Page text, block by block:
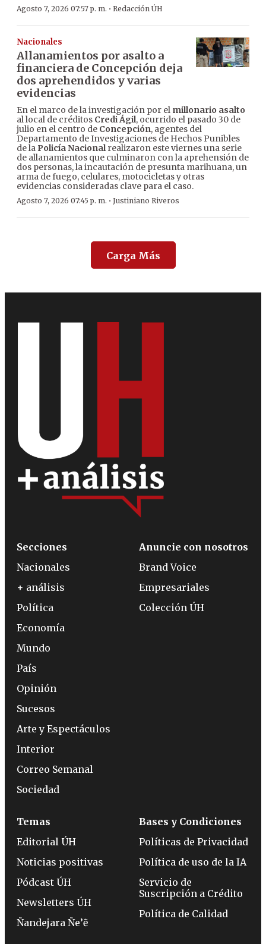
Agosto 7, 2026 07:57 p. m. · Redacción ÚH
Nacionales
Allanamientos por asalto a
financiera de Concepción deja
dos aprehendidos y varias
evidencias
En el marco de la investigación por el millonario asalto
al local de créditos Credi Ágil, ocurrido el pasado 30 de
julio en el centro de Concepción, agentes del
Departamento de Investigaciones de Hechos Punibles
de la Policía Nacionalrealizaron este viernes una serie
de allanamientos que culminaron con la aprehensión de
dos personas, la incautación de presunta marihuana, un
arma de fuego, celulares, motocicletas y otras
evidencias consideradas clave para el caso.
Agosto 7, 2026 07:45 p. m. · Justiniano Riveros
Carga Más
Secciones
Nacionales
+ análisis
Política
Economía
Mundo
País
Opinión
Sucesos
Arte y Espectáculos
Interior
Correo Semanal
Sociedad
Anuncie con nosotros
Brand Voice
Empresariales
Colección ÚH
Temas
Editorial ÚH
Noticias positivas
Pódcast ÚH
Newsletters ÚH
Ñandejara Ñe’ẽ
Bases y Condiciones
Políticas de Privacidad
Política de uso de la IA
Servicio de
Suscripción a Crédito
Política de Calidad